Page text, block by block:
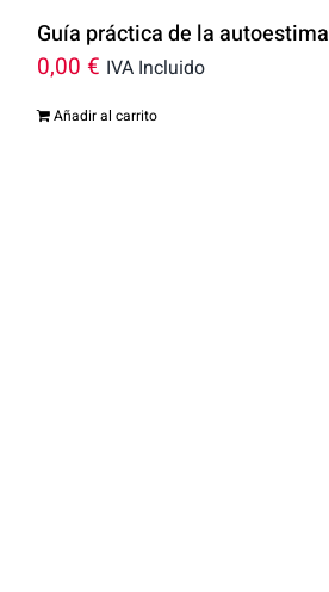
Guía práctica de la autoestima
0,00 € IVA Incluido
Añadir al carrito